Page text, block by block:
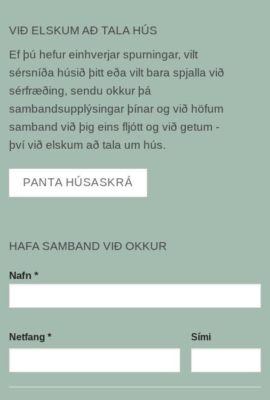
VIÐ ELSKUM AÐ TALA HÚS
Ef þú hefur einhverjar spurningar, vilt
sérsníða húsið þitt eða vilt bara spjalla við
sérfræðing, sendu okkur þá
sambandsupplýsingar þínar og við höfum
samband við þig eins fljótt og við getum -
því við elskum að tala um hús.
PANTA HÚSASKRÁ
HAFA SAMBAND VIÐ OKKUR
Nafn *
Netfang * Sími